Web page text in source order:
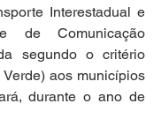
Interestadual e
de Comunicação
segundo o critério
aos municípios
durante o ano de